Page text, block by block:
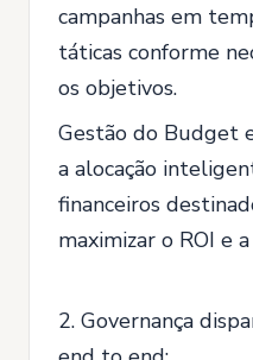
campanhas em
táticas conforme
os objetivos.
Gestão do Budget
a alocação
financeiros
maximizar o ROI e
2. Governança